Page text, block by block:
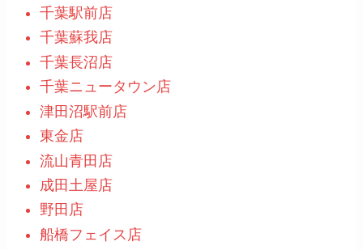
千葉駅前店
千葉蘇我店
千葉長沼店
千葉ニュータウン店
津田沼駅前店
東金店
流山青田店
成田土屋店
野田店
船橋フェイス店